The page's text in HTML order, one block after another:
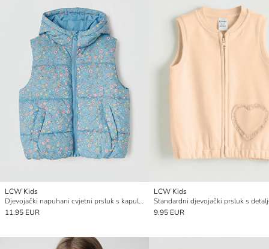
LCW Kids
Djevojački napuhani cvjetni prsluk s kapuljačom
11.95 EUR
LCW Kids
Standardni djevojački prsluk s
9.95 EUR